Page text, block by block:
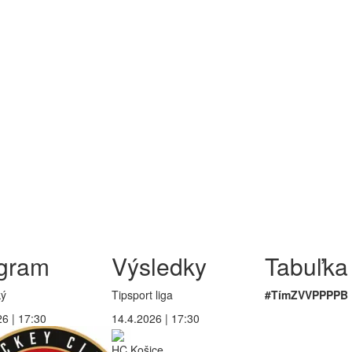
| 17:30
Výsledky
Tipsport liga
14.4.2026 | 17:30
Tabuľka
#TímZVVPPPPB